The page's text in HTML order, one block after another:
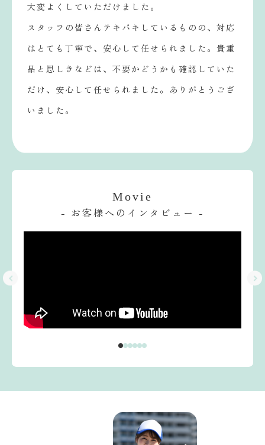
大変よくしていただけました。
スタッフの皆さんテキパキしているものの、対応
はとても丁寧で、安心して任せられました。貴重
品と思しきなどは、不要かどうかも確認していた
だけ、安心して任せられました。ありがとうござ
いました。
Movie
- お客様へのインタビュー -